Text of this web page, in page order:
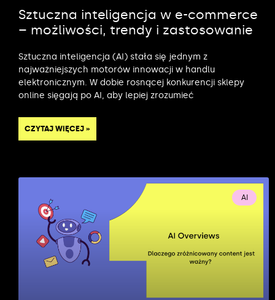
Sztuczna inteligencja w e-commerce
– możliwości, trendy i zastosowanie
Sztuczna inteligencja (AI) stała się jednym z
najważniejszych motorów innowacji w handlu
elektronicznym. W dobie rosnącej konkurencji sklepy
online sięgają po AI, aby lepiej zrozumieć
CZYTAJ WIĘCEJ »
AI